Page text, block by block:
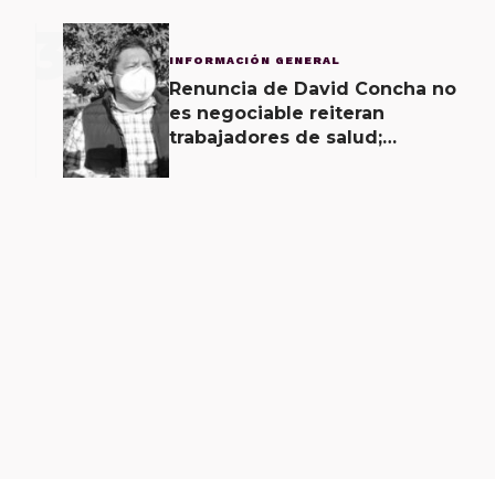
3 INFORMACIÓN GENERAL
Renuncia de David Concha no
es negociable reiteran
trabajadores de salud;